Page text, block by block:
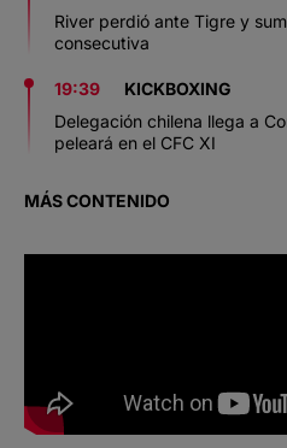
River perdió ante Tigre y
consecutiva
19:39
KICKBOXING
Delegación chilena llega a
peleará en el CFC XI
MÁS CONTENIDO